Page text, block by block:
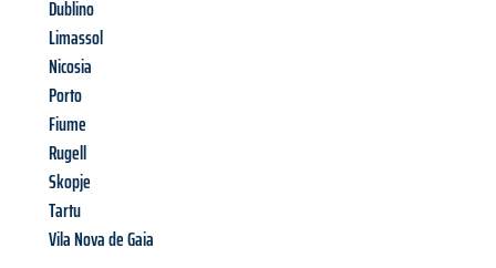
Dublino
Limassol
Nicosia
Porto
Fiume
Rugell
Skopje
Tartu
Vila Nova de Gaia